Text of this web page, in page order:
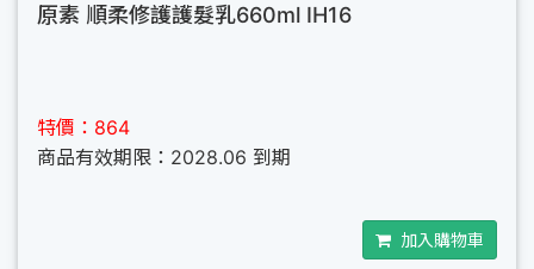
原素 順柔修護護髮乳660ml IH16
特價：864
商品有效期限：2028.06 到期
加入購物車